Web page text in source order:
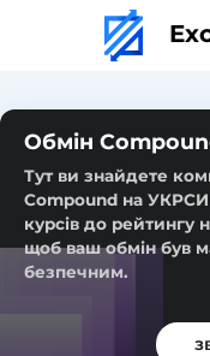
Обмін
Тут ви знайдете
Compound на
курсів до рейтингу
щоб ваш обмін був
безпечним.